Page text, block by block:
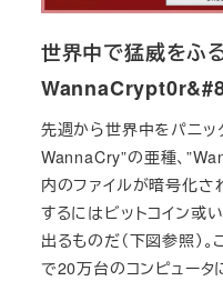
世界中で猛威をふ
先週から世界中をパニッ
WannaCry”の亜種、
内のファイルが暗号化さ
するにはビットコイン或
出るものだ（下図参照）
で20万台のコンピュータ